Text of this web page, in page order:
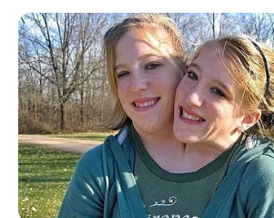
Fakta Menarik
Merupakan artis yang mempunyai darah
Nowergia, Sunda dan Minahasa.